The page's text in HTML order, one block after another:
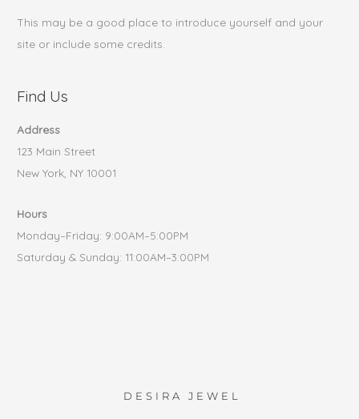
This may be a good place to introduce yourself and your
site or include some credits.
Find Us
Address
123 Main Street
New York, NY 10001
Hours
Monday–Friday: 9:00AM–5:00PM
Saturday & Sunday: 11:00AM–3:00PM
DESIRA JEWEL